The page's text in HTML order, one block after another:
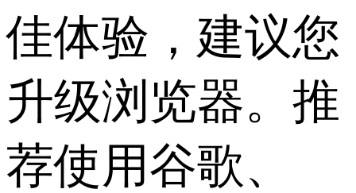
佳体验，建议您
升级浏览器。推
荐使用谷歌、